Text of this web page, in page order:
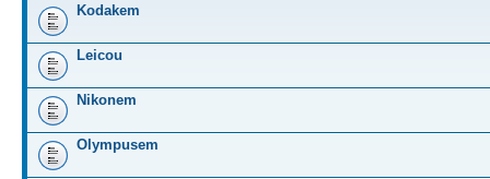
Kodakem
Leicou
Nikonem
Olympusem